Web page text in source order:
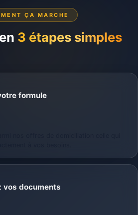
ÇA MARCHE
3 étapes simples
formule
vos documents